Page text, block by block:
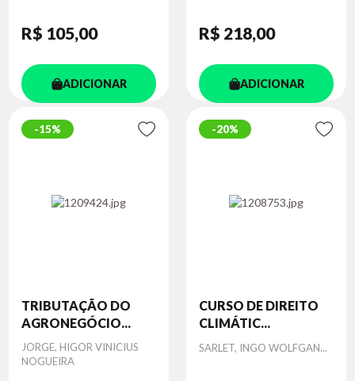
R$ 105,00
ADICIONAR
R$ 218,00
ADICIONAR
15%
TRIBUTAÇÃO DO
AGRONEGÓCIO...
Autor
JORGE, HIGOR VINICIUS
NOGUEIRA
20%
CURSO DE DIREITO
CLIMÁTIC...
Autor
SARLET, INGO WOLFGAN...